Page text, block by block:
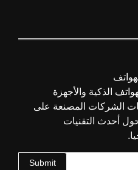
الذكية والأجهزة
الشركات المصنعة على
أحدث التقنيات
Submit